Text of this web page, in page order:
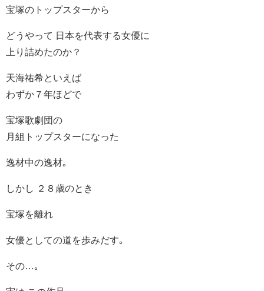
宝塚のトップスターから
どうやって 日本を代表する女優に
上り詰めたのか？
天海祐希といえば
わずか７年ほどで
宝塚歌劇団の
月組トップスターになった
逸材中の逸材｡
しかし ２８歳のとき
宝塚を離れ
女優としての道を歩みだす｡
その…｡